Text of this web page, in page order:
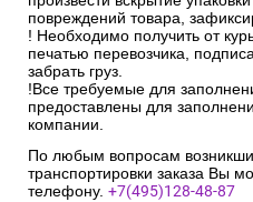
повреждений товара,
! Необходимо получить от
печатью перевозчика,
забрать груз.
!Все требуемые для
предоставлены для
компании.
По любым вопросам
транспортировки заказа Вы
телефону. +7(495)128-48-87